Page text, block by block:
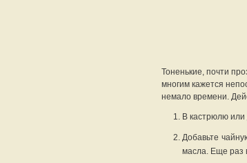
Тоненькие, почти
многим кажется
немало времени.
В кастрюлю или
Добавьте
масла. Еще раз